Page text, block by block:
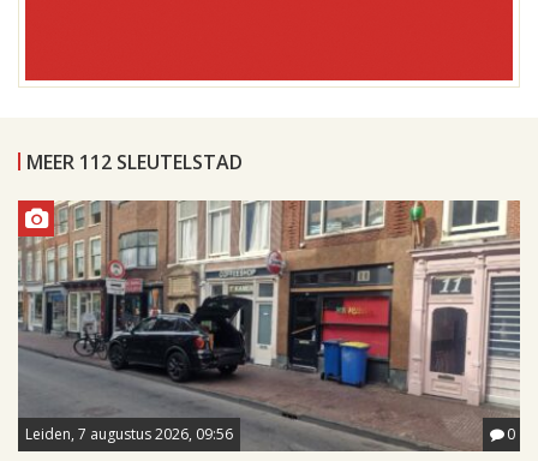
MEER 112 SLEUTELSTAD
Leiden, 7 augustus 2026, 09:56 0